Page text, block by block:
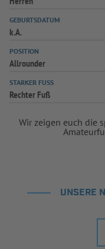
GEBURTSDATUM
k.A.
POSITION
Allrounder
STARKER FUSS
Rechter Fuß
Wir zeigen euch die
UNSERE